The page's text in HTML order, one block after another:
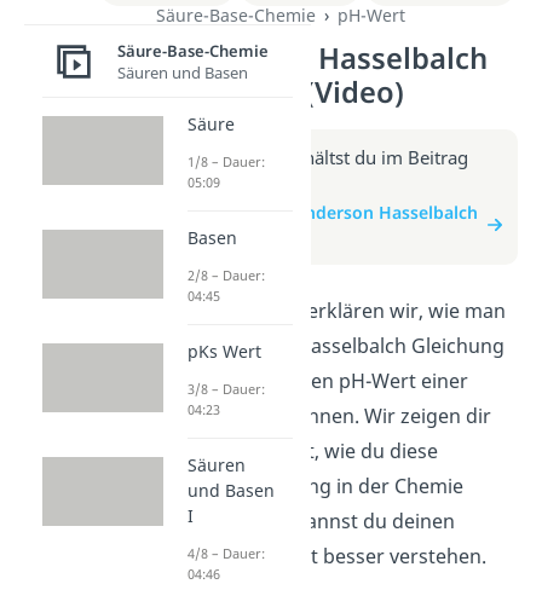
Säure-Base-Chemie
pH-Wert
Henderson Hasselbalch
Gleichung (Video)
Weitere Infos erhältst du im Beitrag
zum Video
zum Beitrag: Henderson Hasselbalch
Gleichung
In diesem Video erklären wir, wie man
die Henderson Hasselbalch Gleichung
verwendet, um den pH-Wert einer
Lösung zu berechnen. Wir zeigen dir
Schritt für Schritt, wie du diese
wichtige Gleichung in der Chemie
anwendest. So kannst du deinen
Chemieunterricht besser verstehen.
Säure-Base-Chemie
Säuren und Basen
Säure
1/8 – Dauer:
05:09
Basen
2/8 – Dauer:
04:45
pKs Wert
3/8 – Dauer:
04:23
Säuren
und Basen
I
4/8 – Dauer:
04:46